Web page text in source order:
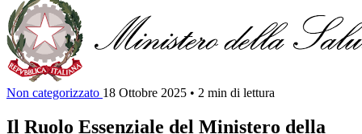
Non categorizzato 18 Ottobre 2025 • 2 min di lettura
Il Ruolo Essenziale del Ministero della